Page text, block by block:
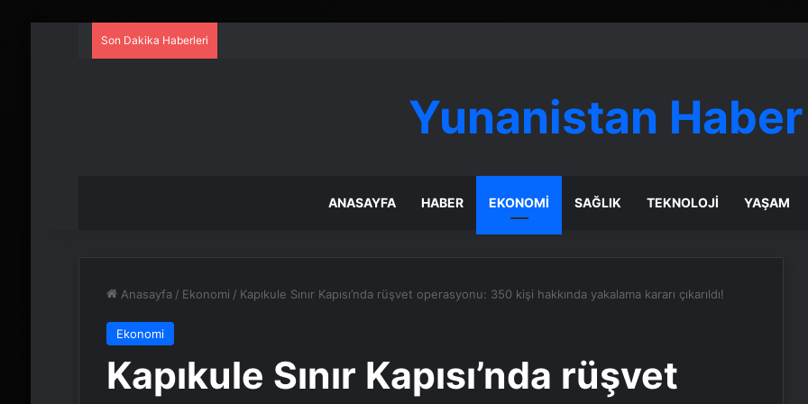
Son Dakika Haberleri
Yunanistan Haber
ANASAYFA HABER EKONOMI SAĞLIK TEKNOLOJI YAŞAM
Anasayfa / Ekonomi / Kapıkule Sınır Kapısı’nda rüşvet operasyonu: 350 kişi hakkında yakalama kararı çıkarıldı!
Ekonomi
Kapıkule Sınır Kapısı’nda rüşvet